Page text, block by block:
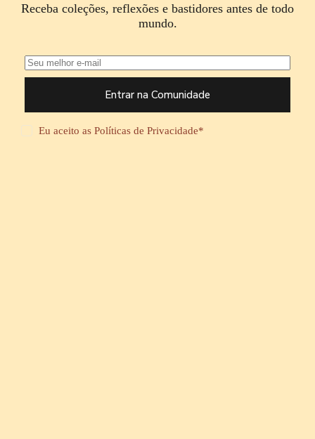
Receba coleções, reflexões e bastidores antes de todo
mundo.
Entrar na Comunidade
Eu aceito asPolíticas de Privacidade*